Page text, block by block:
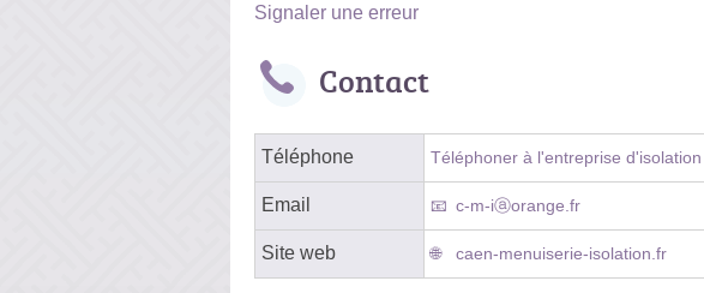
Signaler une erreur
Contact
Téléphone Téléphoner à l'entreprise d'isolation
Email c-m-iⓐorange.fr
Site web caen-menuiserie-isolation.fr